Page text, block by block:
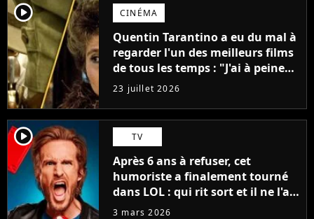
player2 CINÉMA
Quentin Tarantino a eu du mal à
regarder l'un des meilleurs films
de tous les temps : "J'ai à peine
réussi à aller jusqu'au générique
de fin"
23 juillet 2026
player2 TV
Après 6 ans à refuser, cet
humoriste a finalement tourné
dans LOL : qui rit sort et il ne l'a
pas fait pour l'argent, "J'ai
3 mars 2026